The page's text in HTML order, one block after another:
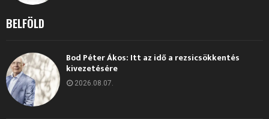
BELFÖLD
Bod Péter Ákos: Itt az idő a rezsicsökkentés
kivezetésére
2026.08.07.